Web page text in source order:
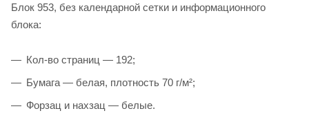
Блок 953, без календарной сетки и информационного
блока:
Кол-во страниц — 192;
Бумага — белая, плотность 70 г/м²;
Форзац и нахзац — белые.